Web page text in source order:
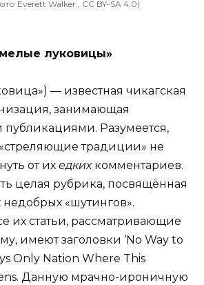
Everett Walker., CC BY-SA 4.0)
луковицы»
— известная чикагская
занимающая
Разумеется,
традиции» не
от их едкихкомментариев.
целая рубрика, посвящённая
недобрых «шутингов».
их статьи, рассматривающие
имеют заголовки ‘No Way to
Only Nation Where This
Данную мрачно-ироничную